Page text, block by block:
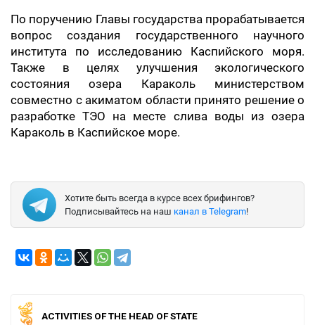
По поручению Главы государства прорабатывается
вопрос создания государственного научного
института по исследованию Каспийского моря.
Также в целях улучшения экологического
состояния озера Караколь министерством
совместно с акиматом области принято решение о
разработке ТЭО на месте слива воды из озера
Караколь в Каспийское море.
Хотите быть всегда в курсе всех брифингов?
Подписывайтесь на наш канал в Telegram!
ACTIVITIES OF THE HEAD OF STATE